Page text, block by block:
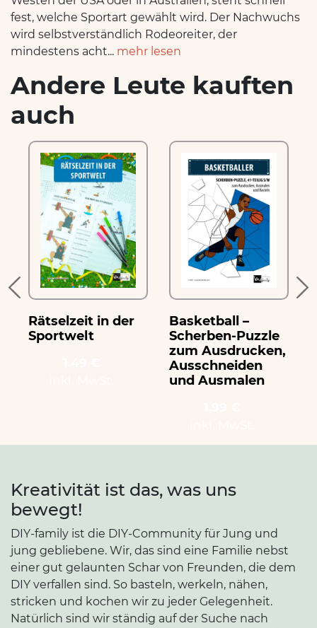
fest, welche Sportart gewählt wird. Der Nachwuchs
wird selbstverständlich Rodeoreiter, der
mindestens acht... mehr lesen
Andere Leute kauften
auch
Rätselzeit in der
Sportwelt
Basketball –
Scherben-Puzzle
zum Ausdrucken,
Ausschneiden
und Ausmalen
Kreativität ist das, was uns
bewegt!
DIY-family ist die DIY-Community für Jung und
jung gebliebene. Wir, das sind eine Familie nebst
einer gut gelaunten Schar von Freunden, die dem
DIY verfallen sind. So basteln, werkeln, nähen,
stricken und kochen wir zu jeder Gelegenheit.
Natürlich sind wir ständig auf der Suche nach